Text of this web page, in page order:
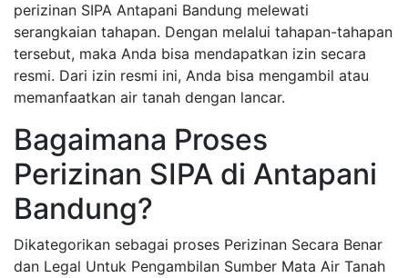
perizinan SIPA Antapani Bandung melewati
serangkaian tahapan. Dengan melalui tahapan-tahapan
tersebut, maka Anda bisa mendapatkan izin secara
resmi. Dari izin resmi ini, Anda bisa mengambil atau
memanfaatkan air tanah dengan lancar.
Bagaimana Proses
Perizinan SIPA di Antapani
Bandung?
Dikategorikan sebagai proses Perizinan Secara Benar
dan Legal Untuk Pengambilan Sumber Mata Air Tanah